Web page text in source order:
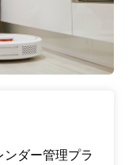
ンダー管理プラ